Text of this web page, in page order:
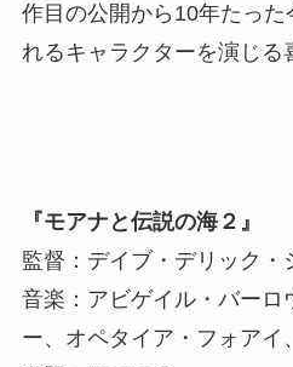
作目の公開から10年たった
れるキャラクターを演じる
『モアナと伝説の海２』
監督：デイブ・デリック・
音楽：アビゲイル・バーロ
ー、オペタイア・フォアイ